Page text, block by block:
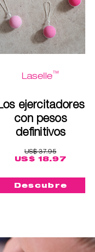
Laselle™
ejercitadores
con pesos
definitivos
US$ 37.95
US$ 18.97
Descubre